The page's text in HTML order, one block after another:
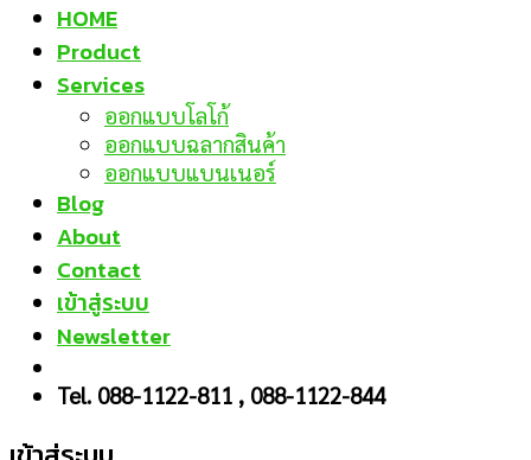
HOME
Product
Services
ออกแบบโลโก้
ออกแบบฉลากสินค้า
ออกแบบแบนเนอร์
Blog
About
Contact
เข้าสู่ระบบ
Newsletter
Tel. 088-1122-811 , 088-1122-844